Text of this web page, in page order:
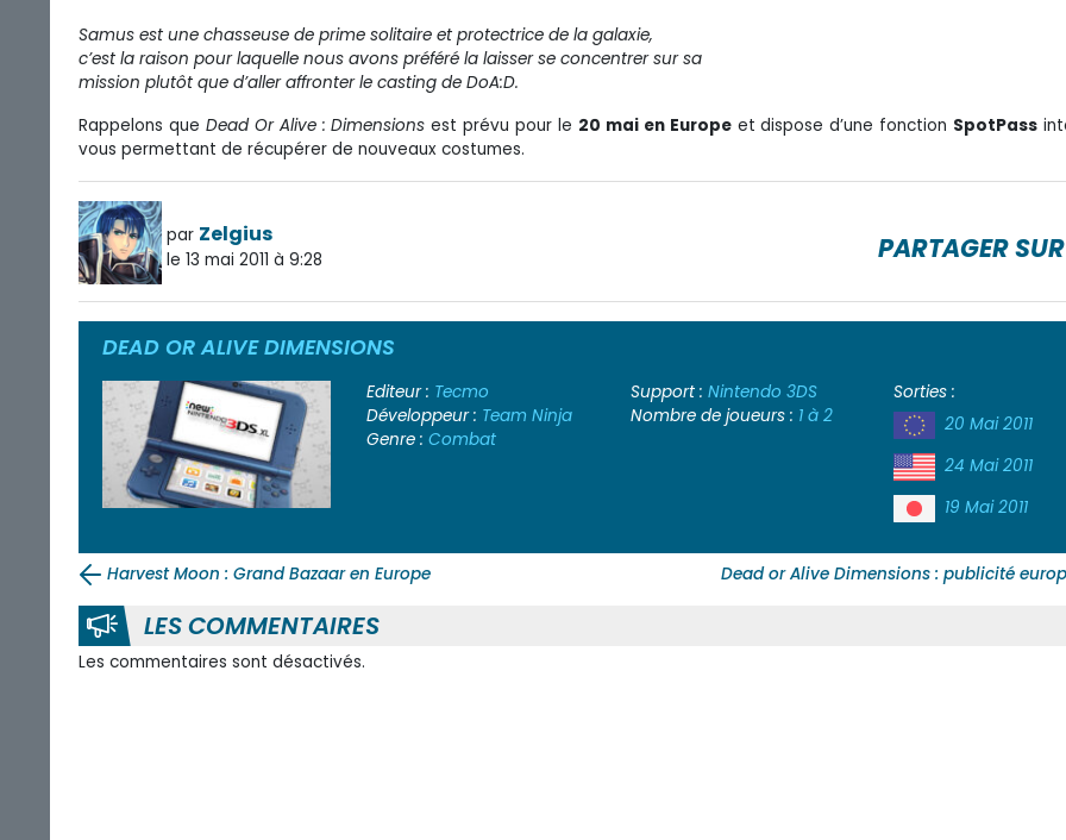
Samus est une chasseuse de prime solitaire et protectrice de la galaxie,
c’est la raison pour laquelle nous avons préféré la laisser se concentrer sur sa
mission plutôt que d’aller affronter le casting de DoA:D.
Rappelons que Dead Or Alive : Dimensions est prévu pour le 20 mai en Europeet dispose d’une fonction SpotPass
vous permettant de récupérer de nouveaux costumes.
par Zelgius
le 13 mai 2011 à 9:28 PARTAGER SUR
DEAD OR ALIVE DIMENSIONS
Editeur : Tecmo
Développeur : Team Ninja
Genre : Combat
Support : Nintendo 3DS
Nombre de joueurs : 1 à 2
Sorties :
20 Mai 2011
24 Mai 2011
19 Mai 2011
Harvest Moon : Grand Bazaar en Europe Dead or Alive Dimensions : publicité
LES COMMENTAIRES
Les commentaires sont désactivés.